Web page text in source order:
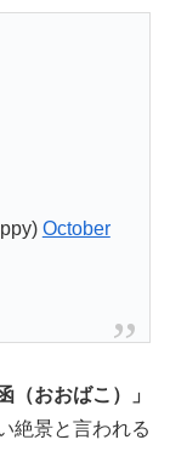
October
（おおばこ）」
絶景と言われる